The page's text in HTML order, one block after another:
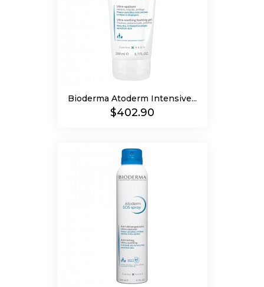
Bioderma Atoderm Intensive...
Precio
$402.90